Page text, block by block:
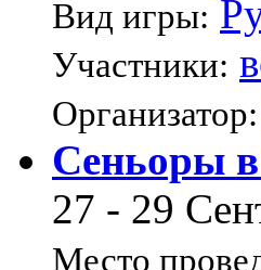
Вид игры:
Участники:
Организатор:
Сеньоры
27 - 29
Место